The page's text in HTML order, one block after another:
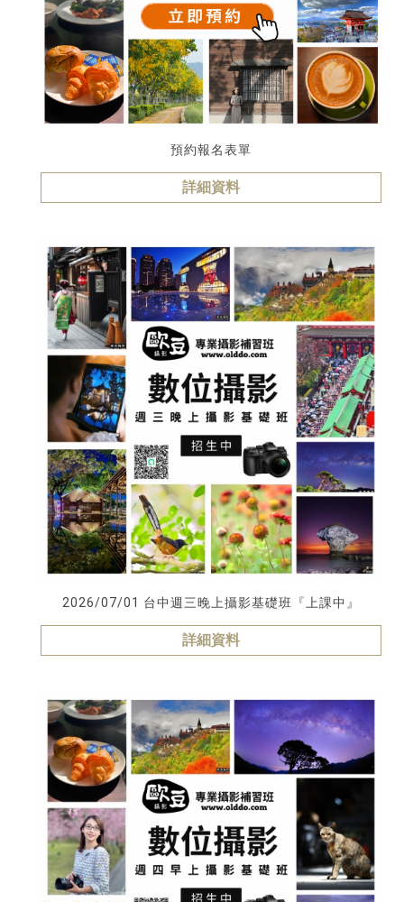
預約報名表單
詳細資料
2026/07/01 台中週三晚上攝影基礎班『上課中』
詳細資料